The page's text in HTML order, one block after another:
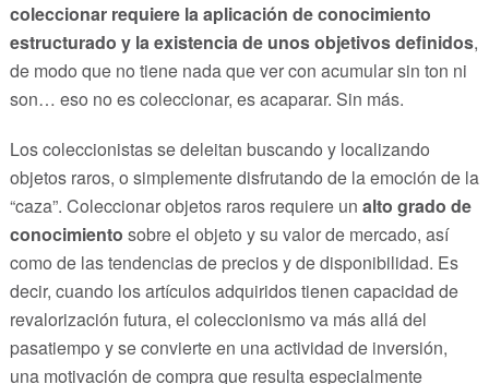
coleccionar requiere la aplicación de conocimiento
estructurado y la existencia de unos objetivos definidos,
de modo que no tiene nada que ver con acumular sin ton ni
son… eso no es coleccionar, es acaparar. Sin más.
Los coleccionistas se deleitan buscando y localizando
objetos raros, o simplemente disfrutando de la emoción de la
“caza”. Coleccionar objetos raros requiere un alto grado de
conocimiento sobre el objeto y su valor de mercado, así
como de las tendencias de precios y de disponibilidad. Es
decir, cuando los artículos adquiridos tienen capacidad de
revalorización futura, el coleccionismo va más allá del
pasatiempo y se convierte en una actividad de inversión,
una motivación de compra que resulta especialmente